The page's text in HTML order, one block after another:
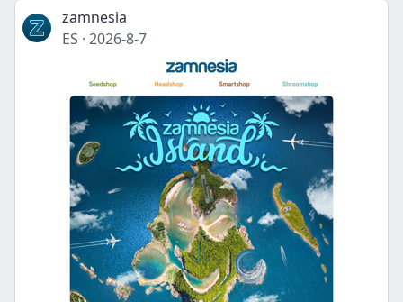
zamnesia
ES · 2026-8-7